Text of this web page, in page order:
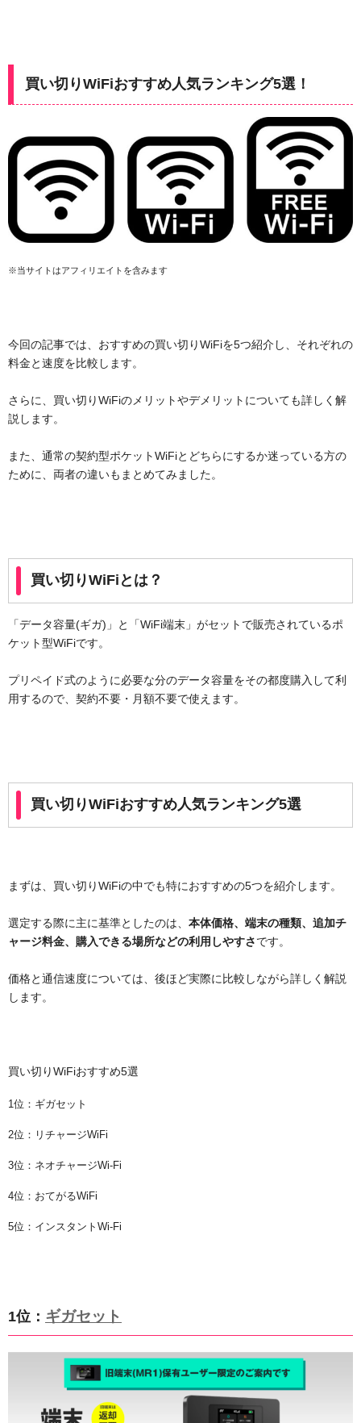
買い切りWiFiおすすめ人気ランキング5選！
※当サイトはアフィリエイトを含みます
今回の記事では、おすすめの買い切りWiFiを5つ紹介し、それぞれの
料金と速度を比較します。
さらに、買い切りWiFiのメリットやデメリットについても詳しく解
説します。
また、通常の契約型ポケットWiFiとどちらにするか迷っている方の
ために、両者の違いもまとめてみました。
買い切りWiFiとは？
「データ容量(ギガ)」と「WiFi端末」がセットで販売されているポ
ケット型WiFiです。
プリペイド式のように必要な分のデータ容量をその都度購入して利
用するので、契約不要・月額不要で使えます。
買い切りWiFiおすすめ人気ランキング5選
まずは、買い切りWiFiの中でも特におすすめの5つを紹介します。
選定する際に主に基準としたのは、 本体価格、端末の種類、追加チ
ャージ料金、購入できる場所などの利用しやすさです。
価格と通信速度については、後ほど実際に比較しながら詳しく解説
します。
買い切りWiFiおすすめ5選
1位：ギガセット
2位：リチャージWiFi
3位：ネオチャージWi-Fi
4位：おてがるWiFi
5位：インスタントWi-Fi
1位： ギガセット